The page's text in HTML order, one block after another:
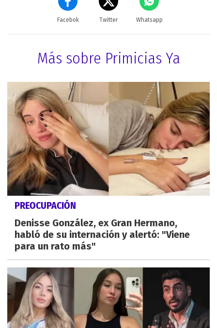
Facebok Twitter Whatsapp
Más sobre Primicias Ya
PREOCUPACIÓN
Denisse González, ex Gran Hermano,
habló de su internación y alertó: "Viene
para un rato más"